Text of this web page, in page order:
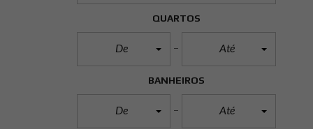
QUARTOS
De Até
BANHEIROS
De Até